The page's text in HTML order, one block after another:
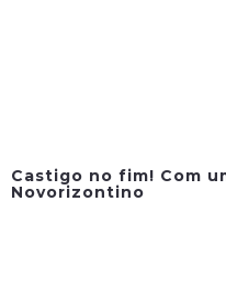
Castigo no fim! Com
Novorizontino